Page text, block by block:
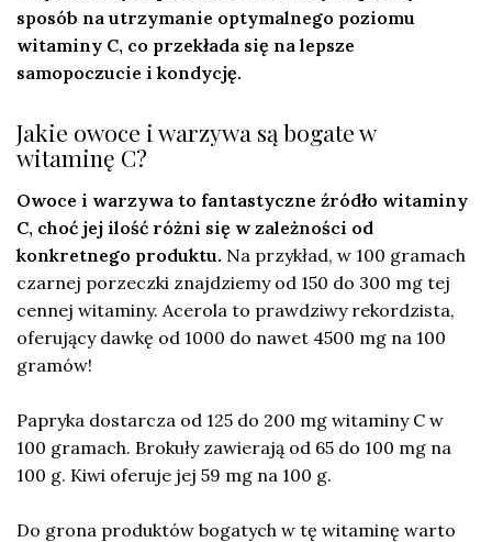
sposób na utrzymanie optymalnego poziomu
witaminy C, co przekłada się na lepsze
samopoczucie i kondycję.
Jakie owoce i warzywa są bogate w
witaminę C?
Owoce i warzywa to fantastyczne źródło witaminy
C, choć jej ilość różni się w zależności od
konkretnego produktu. Na przykład, w 100 gramach
czarnej porzeczki znajdziemy od 150 do 300 mg tej
cennej witaminy. Acerola to prawdziwy rekordzista,
oferujący dawkę od 1000 do nawet 4500 mg na 100
gramów!
Papryka dostarcza od 125 do 200 mg witaminy C w
100 gramach. Brokuły zawierają od 65 do 100 mg na
100 g. Kiwi oferuje jej 59 mg na 100 g.
Do grona produktów bogatych w tę witaminę warto